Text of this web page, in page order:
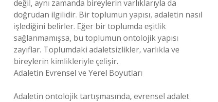
değil, aynı zamanda bireylerin varlıklarıyla da
doğrudan ilgilidir. Bir toplumun yapısı, adaletin nasıl
işlediğini belirler. Eğer bir toplumda eşitlik
sağlanmamışsa, bu toplumun ontolojik yapısı
zayıflar. Toplumdaki adaletsizlikler, varlıkla ve
bireylerin kimlikleriyle çelişir.
Adaletin Evrensel ve Yerel Boyutları
Adaletin ontolojik tartışmasında, evrensel adalet